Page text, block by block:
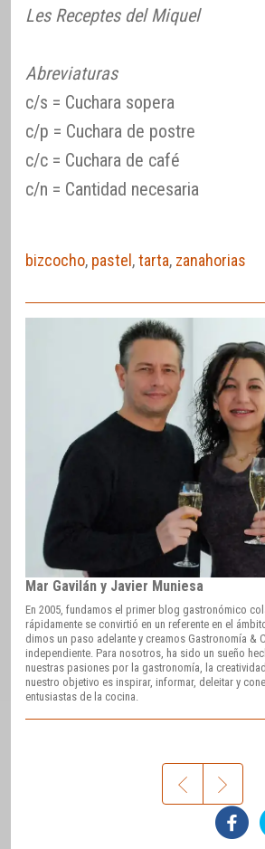
Les Receptes del Miquel
Abreviaturas
c/s = Cuchara sopera
c/p = Cuchara de postre
c/c = Cuchara de café
c/n = Cantidad necesaria
bizcocho, pastel ,tarta, zanahorias
Mar Gavilán y Javier Muniesa
En 2005, fundamos el primer blog gastronómico
rápidamente se convirtió en un referente en el
dimos un paso adelante y creamos Gastronomía &
independiente. Para nosotros, ha sido un sueño
nuestras pasiones por la gastronomía, la
nuestro objetivo es inspirar, informar, deleitar y
entusiastas de la cocina.